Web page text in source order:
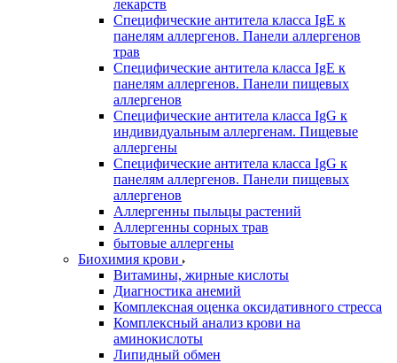
лекарств
Специфические антитела класса IgE к
панелям аллергенов. Панели аллергенов
трав
Специфические антитела класса IgE к
панелям аллергенов. Панели пищевых
аллергенов
Специфические антитела класса IgG к
индивидуальным аллергенам. Пищевые
аллергены
Специфические антитела класса IgG к
панелям аллергенов. Панели пищевых
аллергенов
Аллергенны пыльцы растений
Аллергенны сорных трав
бытовые аллергены
Биохимия крови
Витамины, жирные кислоты
Диагностика анемий
Комплексная оценка оксидативного стресса
Комплексный анализ крови на
аминокислоты
Липидный обмен